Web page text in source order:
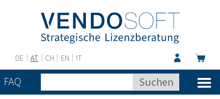
DE AT CH EN IT
FAQ